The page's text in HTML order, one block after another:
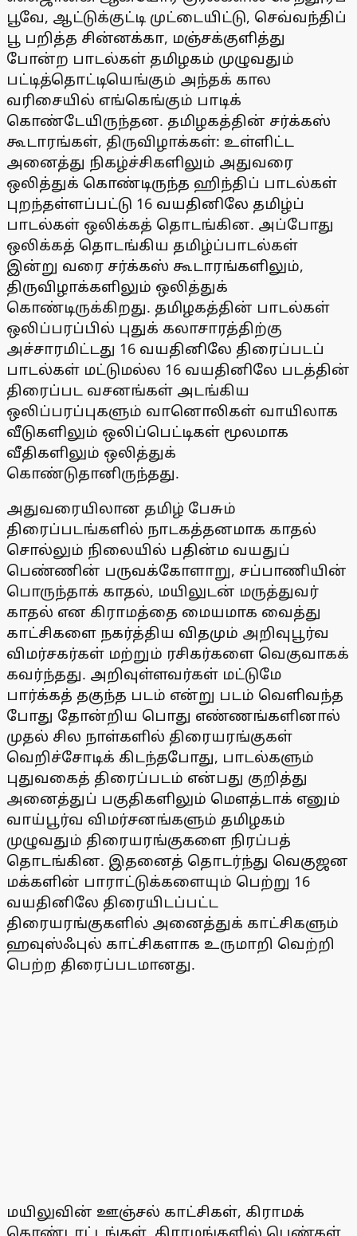
பூவே, ஆட்டுக்குட்டி முட்டையிட்டு, செவ்வந்திப்
பூ பறித்த சின்னக்கா, மஞ்சக்குளித்து
போன்ற பாடல்கள் தமிழகம் முழுவதும்
பட்டித்தொட்டியெங்கும் அந்தக் கால
வரிசையில் எங்கெங்கும் பாடிக்
கொண்டேயிருந்தன. தமிழகத்தின் சர்க்கஸ்
கூடாரங்கள், திருவிழாக்கள்: உள்ளிட்ட
அனைத்து நிகழ்ச்சிகளிலும் அதுவரை
ஒலித்துக் கொண்டிருந்த ஹிந்திப் பாடல்கள்
புறந்தள்ளப்பட்டு 16 வயதினிலே தமிழ்ப்
பாடல்கள் ஒலிக்கத் தொடங்கின. அப்போது
ஒலிக்கத் தொடங்கிய தமிழ்ப்பாடல்கள்
இன்று வரை சர்க்கஸ் கூடாரங்களிலும்,
திருவிழாக்களிலும் ஒலித்துக்
கொண்டிருக்கிறது. தமிழகத்தின் பாடல்கள்
ஒலிப்பரப்பில் புதுக் கலாசாரத்திற்கு
அச்சாரமிட்டது 16 வயதினிலே திரைப்படப்
பாடல்கள் மட்டுமல்ல 16 வயதினிலே படத்தின்
திரைப்பட வசனங்கள் அடங்கிய
ஒலிப்பரப்புகளும் வானொலிகள் வாயிலாக
வீடுகளிலும் ஒலிப்பெட்டிகள் மூலமாக
வீதிகளிலும் ஒலித்துக்
கொண்டுதானிருந்தது.
அதுவரையிலான தமிழ் பேசும்
திரைப்படங்களில் நாடகத்தனமாக காதல்
சொல்லும் நிலையில் பதின்ம வயதுப்
பெண்ணின் பருவக்கோளாறு, சப்பாணியின்
பொருந்தாக் காதல், மயிலுடன் மருத்துவர்
காதல் என கிராமத்தை மையமாக வைத்து
காட்சிகளை நகர்த்திய விதமும் அறிவுபூர்வ
விமர்சகர்கள் மற்றும் ரசிகர்களை வெகுவாகக்
கவர்ந்தது. அறிவுள்ளவர்கள் மட்டுமே
பார்க்கத் தகுந்த படம் என்று படம் வெளிவந்த
போது தோன்றிய பொது எண்ணங்களினால்
முதல் சில நாள்களில் திரையரங்குகள்
வெறிச்சோடிக் கிடந்தபோது, பாடல்களும்
புதுவகைத் திரைப்படம் என்பது குறித்து
அனைத்துப் பகுதிகளிலும் மெளத்டாக் எனும்
வாய்பூர்வ விமர்சனங்களும் தமிழகம்
முழுவதும் திரையரங்குகளை நிரப்பத்
தொடங்கின. இதனைத் தொடர்ந்து வெகுஜன
மக்களின் பாராட்டுக்களையும் பெற்று 16
வயதினிலே திரையிடப்பட்ட
திரையரங்குகளில் அனைத்துக் காட்சிகளும்
ஹவுஸ்ஃபுல் காட்சிகளாக உருமாறி வெற்றி
பெற்ற திரைப்படமானது.
மயிலுவின் ஊஞ்சல் காட்சிகள், கிராமக்